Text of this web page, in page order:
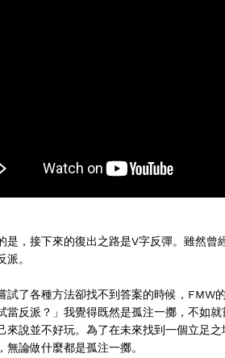
，接下來的復出之路是V字反彈。雖然曾
派。
試了各種方法卻找不到答案的時候，FMW
當反派？」我覺得既然是孤注一擲，不如
來說並不好玩。為了在未來找到一個立足
無論做什麼都是孤注一擲。